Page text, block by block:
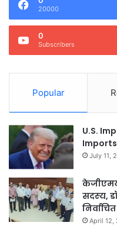
20000
0
Subscribers
Popular
U.S.
July 11,
सदस्‍य,
निर्वाचित
April 12,